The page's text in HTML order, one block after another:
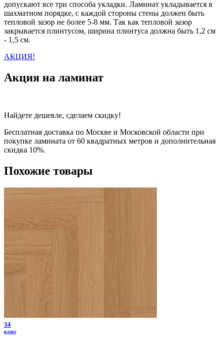
допускают все три способа укладки. Ламинат укладывается в
шахматном порядке, с каждой стороны стены должен быть
тепловой зазор не более 5-8 мм. Так как тепловой зазор
закрывается плинтусом, ширина плинтуса должна быть 1,2 см
- 1,5 см.
АКЦИЯ!
Акция на ламинат
Найдете дешевле, сделаем скидку!
Бесплатная доставка по Москве и Московской области при
покупке ламината от 60 квадратных метров и дополнительная
скидка 10%.
Похожие товары
34
класс